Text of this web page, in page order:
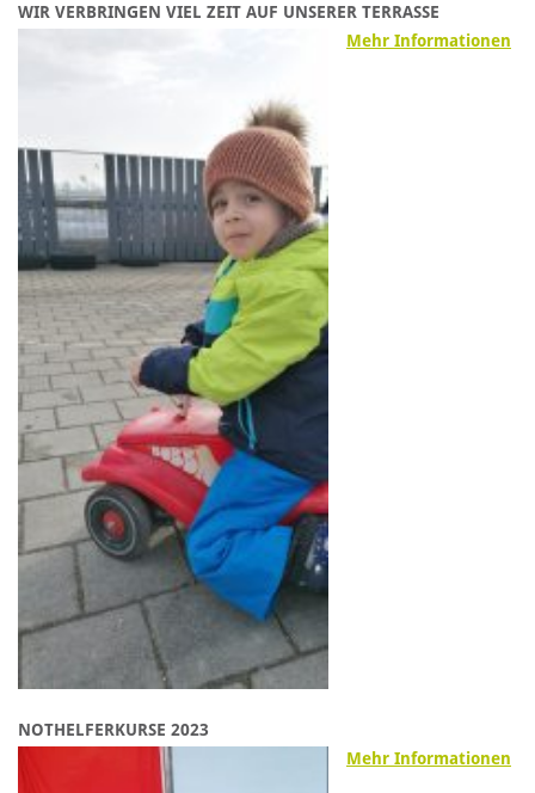
WIR VERBRINGEN VIEL ZEIT AUF UNSERER TERRASSE
Mehr Informationen
NOTHELFERKURSE 2023
Mehr Informationen